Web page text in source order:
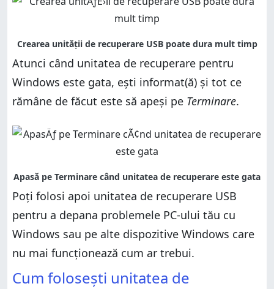
Atunci când unitatea de recuperare pentru
Windows este gata, ești informat(ă) și tot ce
rămâne de făcut este să apeși pe Terminare.
Poți folosi apoi unitatea de recuperare USB
pentru a depana problemele PC-ului tău cu
Windows sau pe alte dispozitive Windows care
nu mai funcționează cum ar trebui.
Cum folosești unitatea de